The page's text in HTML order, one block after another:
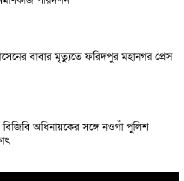
বাবার মৃত্যুতে ফরিদপুর মহানগর প্রেস
অধিনায়কের সঙ্গে নওগাঁ পুলিশ